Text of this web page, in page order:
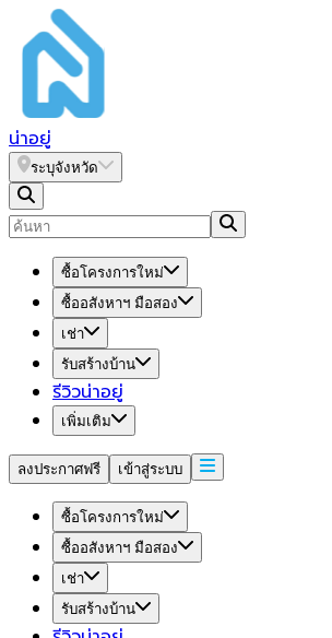
น่าอยู่
ระบุจังหวัด
ซื้อโครงการใหม่
ซื้ออสังหาฯ มือสอง
เช่า
รับสร้างบ้าน
รีวิวน่าอยู่
เพิ่มเติม
ลงประกาศฟรี เข้าสู่ระบบ
ซื้อโครงการใหม่
ซื้ออสังหาฯ มือสอง
เช่า
รับสร้างบ้าน